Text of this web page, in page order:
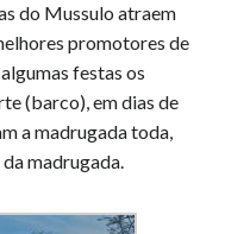
do Mussulo atraem
promotores de
festas os
(barco), em dias de
a madrugada toda,
madrugada.